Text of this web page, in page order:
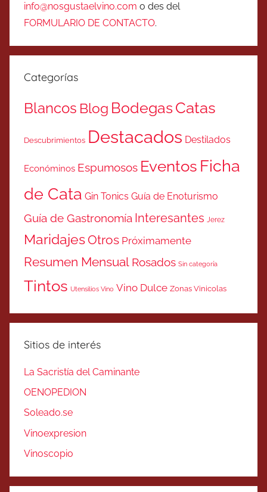
info@nosgustaelvino.com o des del
FORMULARIO DE CONTACTO.
Categorías
Blancos Blog BodegasCatas
Descubrimientos Destacados Destilados
Económinos Espumosos Eventos Ficha
de Cata Gin Tonics Guía de Enoturismo
Guía de Gastronomía Interesantes Jerez
MaridajesOtros Próximamente
Resumen Mensual Rosados Sin categoría
Tintos Utensilios Vino Vino Dulce Zonas Vinicolas
Sitios de interés
La Sacristía del Caminante
OENOPEDION
Soleado.se
Vinoexpresion
Vinoscopio